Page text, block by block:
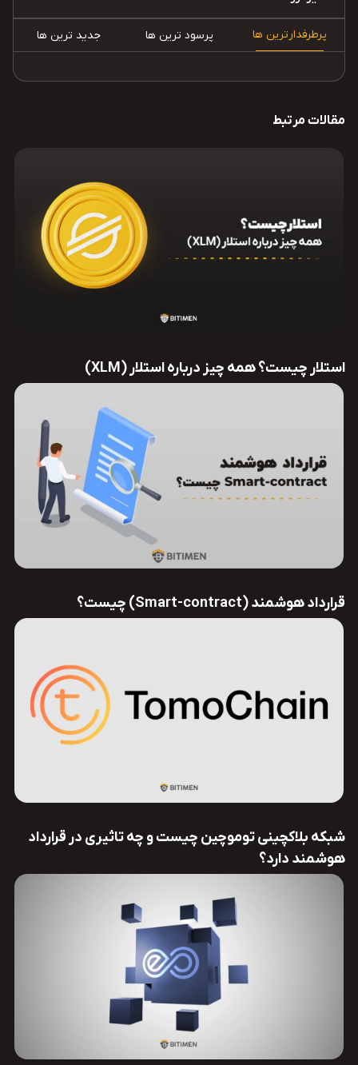
پرطرفدارترین ها پرسود ترین ها جدید ترین ها
مقالات مرتبط
استلار چیست؟ همه چیز درباره استلار (XLM)
قرارداد هوشمند (Smart-contract) چیست؟
شبکه بلاکچینی توموچین چیست و چه تاثیری در قرارداد
هوشمند دارد؟